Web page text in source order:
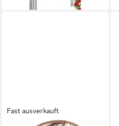
Fast ausverkauft